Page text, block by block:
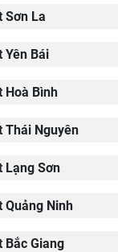
Sơn La
Yên Bái
Hoà Bình
Thái Nguyên
Lạng Sơn
Quảng Ninh
Bắc Giang